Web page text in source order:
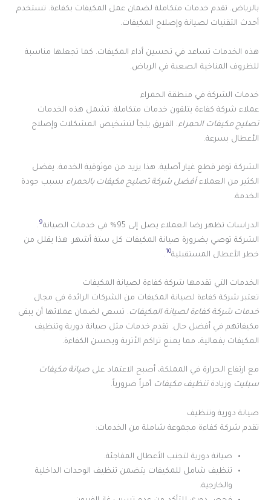
بالرياض. تقدم خدمات متكاملة لضمان عمل المكيفات بكفاءة. تستخدم
أحدث التقنيات لصيانة وإصلاح المكيفات.
هذه الخدمات تساعد في تحسين أداء المكيفات. كما تجعلها مناسبة
للظروف المناخية الصعبة في الرياض.
خدمات الشركة في منطقة الحمراء
عملاء شركة كفاءة يتلقون خدمات متكاملة. تشمل هذه الخدمات
تصليح مكيفات الحمراء. الفريق يلجأ لتشخيص المشكلات وإصلاح
الأعطال بسرعة.
الشركة توفر قطع غيار أصلية. هذا يزيد من موثوقية الخدمة. يفضل
الكثير من العملاء أفضل شركة تصليح مكيفات بالحمراء بسبب جودة
الخدمة.
الدراسات تظهر رضا العملاء يصل إلى 95% في خدمات الصيانة 9
.
الشركة توصي بضرورة صيانة المكيفات كل ستة أشهر. هذا يقلل من
خطر الأعطال المستقبلية10
.
الخدمات التي تقدمها شركة كفاءة لصيانة المكيفات
تعتبر شركة كفاءة لصيانة المكيفات من الشركات الرائدة في مجال
خدمات شركة كفاءة لصيانة المكيفات . تسعى لضمان عملائها أن يبقى
مكيفاتهم في أفضل حال. تقدم خدمات مثل صيانة دورية وتنظيف
المكيفات بفعالية، مما يمنع تراكم الأتربة ويحسن الكفاءة.
مع ارتفاع الحرارة في المملكة، أصبح الاعتماد على صيانة مكيفات
سبليت وزيادةتنظيف مكيفات أمراً ضرورياً.
صيانة دورية وتنظيف
تقدم شركة كفاءة مجموعة شاملة من الخدمات:
صيانة دورية لتجنب الأعطال المفاجئة.
تنظيف شامل للمكيفات يتضمن تنظيف الوحدات الداخلية
والخارجية.